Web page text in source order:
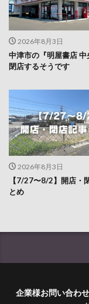
2026年8月3日
中津市の『明屋書店
閉店するそうです
2026年8月3日
【7/27〜8/2】開店・
とめ
企業様お問い合わせ